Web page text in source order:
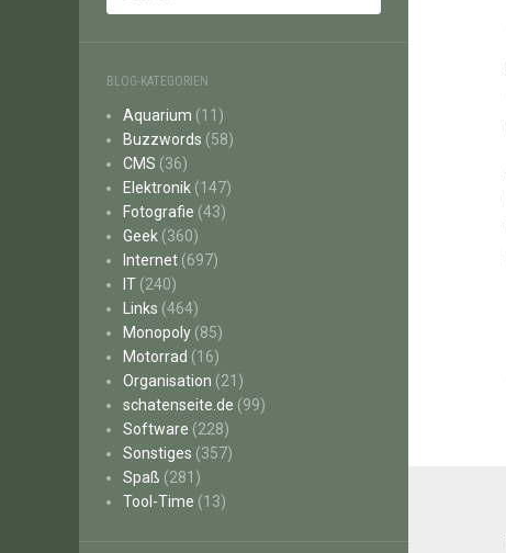
BLOG-KATEGORIEN
Aquarium (11)
Buzzwords (58)
CMS (36)
Elektronik (147)
Fotografie (43)
Geek (360)
Internet (697)
IT (240)
Links (464)
Monopoly (85)
Motorrad (16)
Organisation (21)
schatenseite.de (99)
Software (228)
Sonstiges (357)
Spaß (281)
Tool-Time (13)